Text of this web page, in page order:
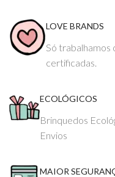
LOVE BRANDS
Só trabalhamos
certificadas.
ECOLÓGICOS
Brinquedos
Envios
MAIOR